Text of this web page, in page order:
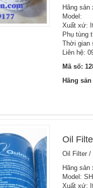
Hãng sản
Model:
Xuất xứ:
Phụ tùng
Thời gian
Liên hệ:
Mã số:
Hãng
Oil
Oil Filter /
Hãng sản
Model:
Xuất xứ: